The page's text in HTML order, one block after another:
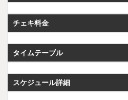
チェキ料金
タイムテーブル
スケジュール詳細